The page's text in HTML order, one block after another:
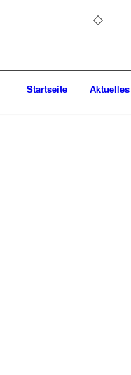
Startseite Aktuelles